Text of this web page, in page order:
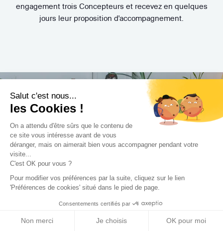
Salut c'est nous...
les Cookies !
On a attendu d'être sûrs que le contenu de
ce site vous intéresse avant de vous
déranger, mais on aimerait bien vous accompagner pendant votre
visite...
C'est OK pour vous ?
Pour modifier vos préférences par la suite, cliquez sur le lien
'Préférences de cookies' situé dans le pied de page.
Consentements certifiés par
Non merci Je choisis OK pour moi
engagement trois Concepteurs et recevez en quelques
jours leur proposition d'accompagnement.
Trouvez le professionnel
le plus adapté à votre
Trouver mon Concepteur